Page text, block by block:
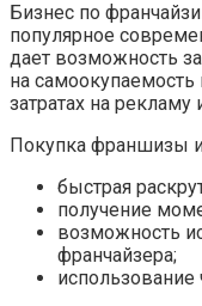
Бизнес по
популярное
дает возможность
на
затратах на
Покупка франшизы
быстрая
получение
возможность
франчайзера;
использование